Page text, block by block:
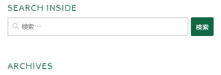
SEARCH INSIDE
検
索:
ARCHIVES